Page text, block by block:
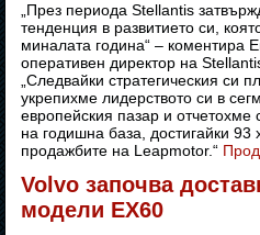
„През периода Stellantis
тенденция в развитието си,
миналата година“ – коментира
оперативен директор на
„Следвайки стратегическия си
укрепихме лидерството си в
европейския пазар и отчетохме
на годишна база, достигайки 93
продажбите на Leapmotor.“
Volvo започва
модели EX60